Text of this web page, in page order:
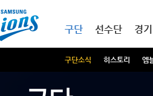
구단
구단소식 히스토리 엠
선수단 경